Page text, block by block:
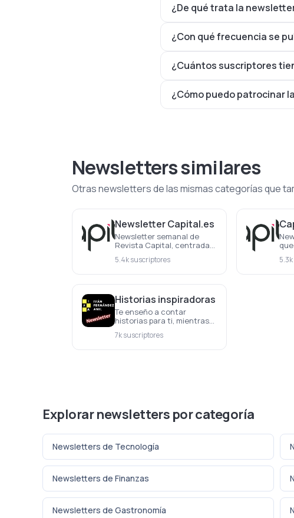
¿De qué trata la
¿Con qué frecuencia se
¿Cuántos suscriptores
¿Cómo puedo patrocinar
Newsletters similares
Otras newsletters de las mismas categorías que
Newsletter Capital.es
Newsletter semanal de
Revista Capital, centrada
económica y empresarial.
5.4k suscriptores
Historias inspiradoras
Te enseño a contar
historias para ti, mientras
demás...
7k suscriptores
Explorar newsletters por categoría
Newsletters de Tecnología
Newsletters de Finanzas
Newsletters de Gastronomía